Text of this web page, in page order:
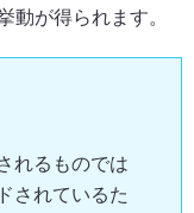
動が得られます。
れるものでは
されているた